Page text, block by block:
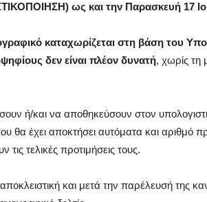
ως και την Παρασκευή 17
καταχωρίζεται στη βάση του
δεν είναι πλέον δυνατή, χωρίς τη
ή/και να αποθηκεύσουν στον
θα έχει αποκτήσει αυτόματα και αριθμό
τελικές προτιμήσεις τους.
αποκλειστική και μετά την παρέλευσή της